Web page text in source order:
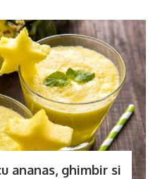
ananas, ghimbir si